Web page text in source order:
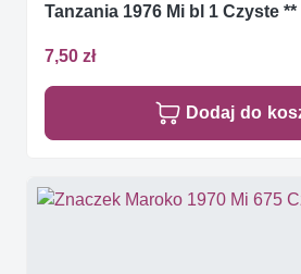
Tanzania 1976 Mi bl 1 Czyste **
7,50 zł
Dodaj do